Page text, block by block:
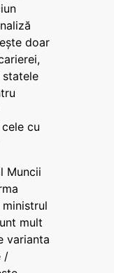
doar
cu
Muncii
mult
varianta
/